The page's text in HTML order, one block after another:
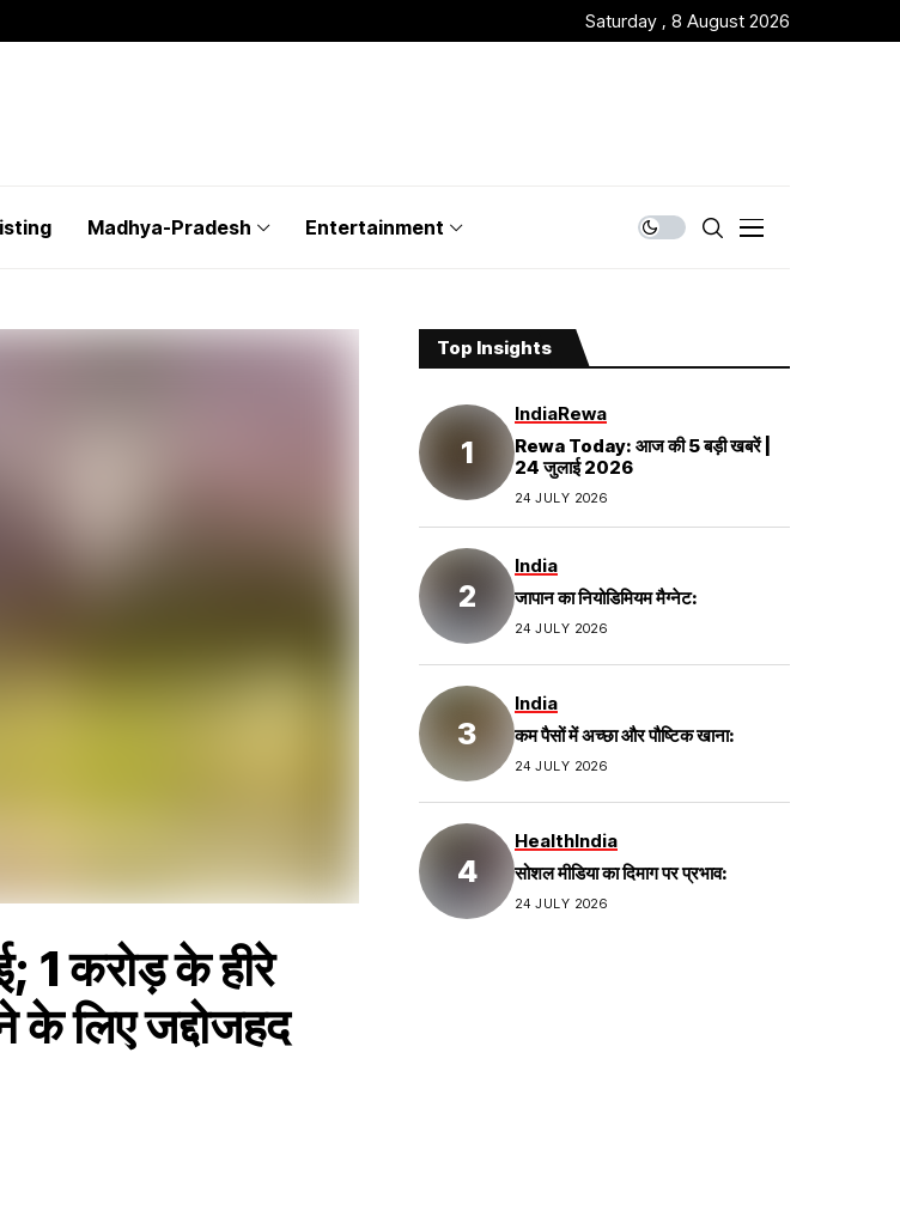
Saturday , 8 August 2026
Madhya-Pradesh Entertainment
1 करोड़ के हीरे
के लिए जद्दोजहद
Top Insights
IndiaRewa
Rewa Today: आज की 5 बड़ी खबरें |
24 जुलाई 2026
24 JULY 2026
India
जापान का नियोडिमियम मैग्नेट:
24 JULY 2026
India
कम पैसों में अच्छा और पौष्टिक खाना:
24 JULY 2026
HealthIndia
सोशल मीडिया का दिमाग पर प्रभाव:
24 JULY 2026